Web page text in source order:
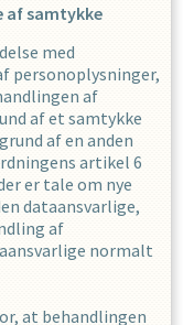
af samtykke
med
personoplysninger,
af
af et samtykke
af en anden
artikel 6
er tale om nye
dataansvarlige,
af
normalt
at behandlingen